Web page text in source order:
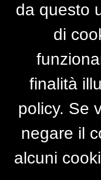
da questo
di
finalità
policy. Se
negare il
alcuni